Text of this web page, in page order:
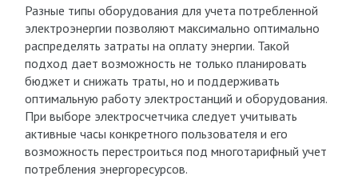
Разные типы оборудования для учета потребленной
электроэнергии позволяют максимально оптимально
распределять затраты на оплату энергии. Такой
подход дает возможность не только планировать
бюджет и снижать траты, но и поддерживать
оптимальную работу электростанций и оборудования.
При выборе электросчетчика следует учитывать
активные часы конкретного пользователя и его
возможность перестроиться под многотарифный учет
потребления энергоресурсов.